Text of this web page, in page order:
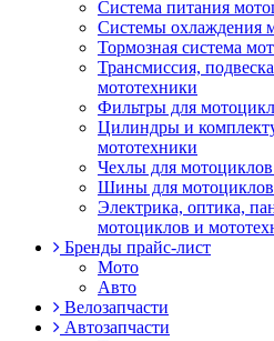
Система питания
Системы охлаждения
Тормозная система
Трансмиссия,
мототехники
Фильтры для
Цилиндры и
мототехники
Чехлы для
Шины для
Электрика, оптика,
мотоциклов и
Бренды прайс-лист
Мото
Авто
Велозапчасти
Автозапчасти